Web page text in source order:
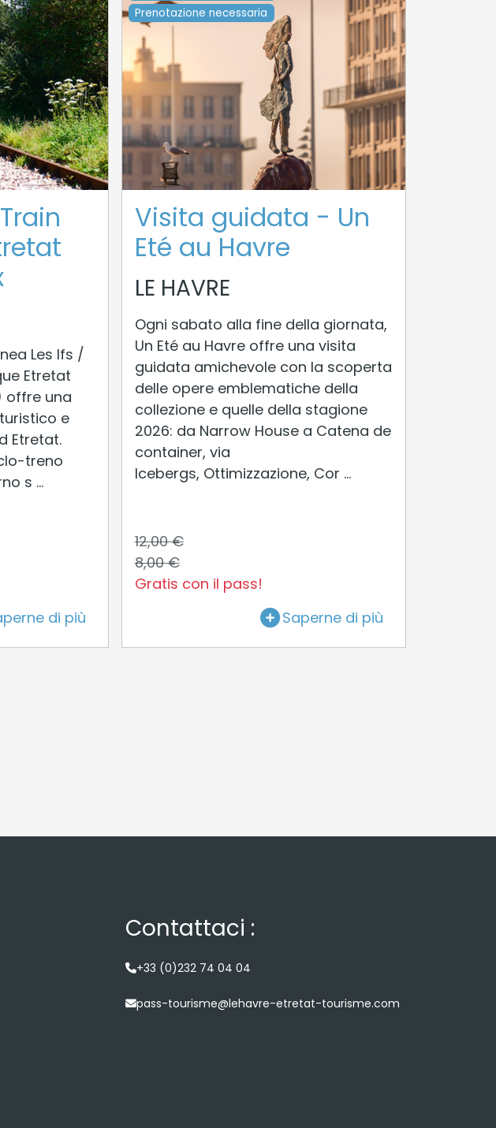
Les Ifs /
Etretat
offre una
e
Etretat.
treno
s ...
di più
Prenotazione necessaria
Visita guidata - Un
Eté au Havre
LE HAVRE
Ogni sabato alla fine della giornata,
Un Eté au Havre offre una visita
guidata amichevole con la scoperta
delle opere emblematiche della
collezione e quelle della stagione
2026: da Narrow House a Catena de
container, via
Icebergs, Ottimizzazione, Cor ...
12,00 €
8,00 €
Gratis con il pass!
Saperne di più
Contattaci :
+33 (0)232 74 04 04
pass-tourisme@lehavre-etretat-tourisme.com